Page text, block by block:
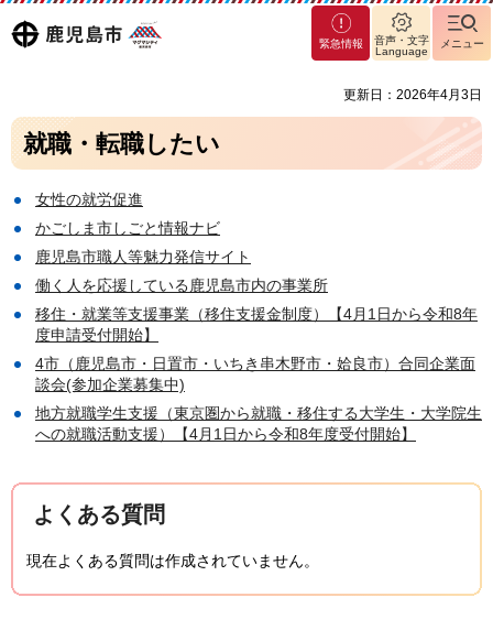
鹿児島
マグ
マシ
島市
緊急情報
音声・文字
Language
メニュー
更新日：2026年4月3日
就職・転職したい
女性の就労促進
かごしま市しごと情報ナビ
鹿児島市職人等魅力発信サイト
働く人を応援している鹿児島市内の事業所
移住・就業等支援事業（移住支援金制度）【4月1日から令和8年
度申請受付開始】
4市（鹿児島市・日置市・いちき串木野市・姶良市）合同企業面
談会(参加企業募集中)
地方就職学生支援（東京圏から就職・移住する大学生・大学院生
への就職活動支援）【4月1日から令和8年度受付開始】
よくある質問
現在よくある質問は作成されていません。